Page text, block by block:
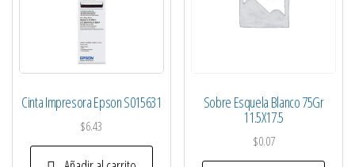
Cinta Impresora Epson S015631
$6.43
Sobre Esquela Blanco 75Gr
11.5X17.5
$0.07